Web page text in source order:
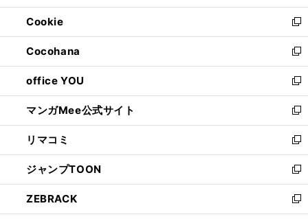
開
く
ウ
で
開
く
ン
ド
ウ
で
開
く
ウ
ィ
ン
ド
ウ
で
開
く
Cookie
新
し
い
ウ
ィ
ン
ド
ウ
で
開
く
Cocohana
新
し
い
ウ
ィ
ン
ド
ウ
で
開
く
office YOU
新
し
い
ウ
ィ
ン
ド
ウ
で
開
マンガMee公式サイト
新
し
い
ウ
ィ
ン
ド
ウ
リマコミ
新
し
い
ウ
ィ
ン
ジャンプTOON
新
し
い
ウ
ZEBRACK
新
し